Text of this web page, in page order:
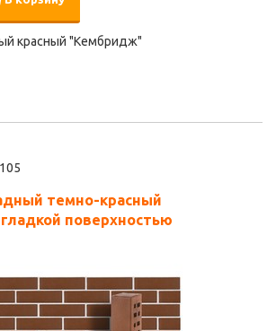
красный "Кембридж"
темно-красный
поверхностью